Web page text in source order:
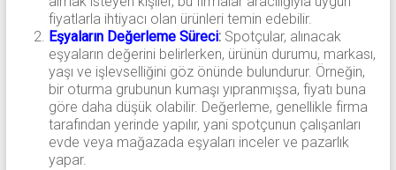
fiyatlarla ihtiyacı olan ürünleri temin edebilir.
Eşyaların Değerleme Süreci:Spotçular, alınacak
eşyaların değerini belirlerken, ürünün durumu, markası,
yaşı ve işlevselliğini göz önünde bulundurur. Örneğin,
bir oturma grubunun kumaşı yıpranmışsa, fiyatı buna
göre daha düşük olabilir. Değerleme, genellikle firma
tarafından yerinde yapılır, yani spotçunun çalışanları
evde veya mağazada eşyaları inceler ve pazarlık
yapar.